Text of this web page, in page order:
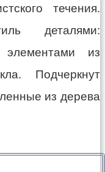
течения.
деталями:
элементами из
Подчеркнут
из дерева